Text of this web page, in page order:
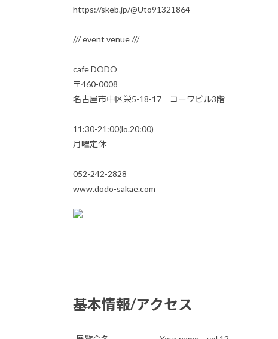
https://skeb.jp/@Uto91321864
/// event venue ///
cafe DODO
〒460-0008
名古屋市中区栄5-18-17 コーワビル3階
11:30-21:00(lo.20:00)
月曜定休
052-242-2828
www.dodo-sakae.com
基本情報/アクセス